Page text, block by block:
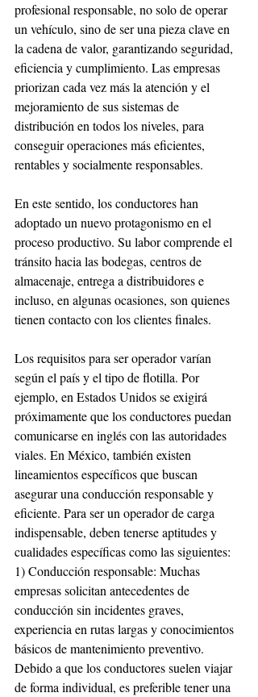
profesional responsable, no solo de operar
un vehículo, sino de ser una pieza clave en
la cadena de valor, garantizando seguridad,
eficiencia y cumplimiento. Las empresas
priorizan cada vez más la atención y el
mejoramiento de sus sistemas de
distribución en todos los niveles, para
conseguir operaciones más eficientes,
rentables y socialmente responsables.
En este sentido, los conductores han
adoptado un nuevo protagonismo en el
proceso productivo. Su labor comprende el
tránsito hacia las bodegas, centros de
almacenaje, entrega a distribuidores e
incluso, en algunas ocasiones, son quienes
tienen contacto con los clientes finales.
Los requisitos para ser operador varían
según el país y el tipo de flotilla. Por
ejemplo, en Estados Unidos se exigirá
próximamente que los conductores puedan
comunicarse en inglés con las autoridades
viales. En México, también existen
lineamientos específicos que buscan
asegurar una conducción responsable y
eficiente. Para ser un operador de carga
indispensable, deben tenerse aptitudes y
cualidades específicas como las siguientes:
1) Conducción responsable: Muchas
empresas solicitan antecedentes de
conducción sin incidentes graves,
experiencia en rutas largas y conocimientos
básicos de mantenimiento preventivo.
Debido a que los conductores suelen viajar
de forma individual, es preferible tener una